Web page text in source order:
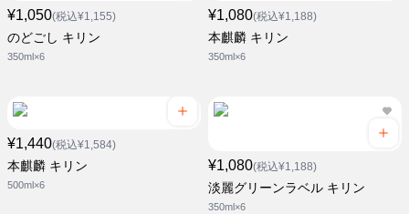
¥1,050(税込¥1,155)
のどごし キリン
350ml×6
¥1,080(税込¥1,188)
本麒麟 キリン
350ml×6
¥1,440(税込¥1,584)
本麒麟 キリン
500ml×6
¥1,080(税込¥1,188)
淡麗グリーンラベル キリン
350ml×6